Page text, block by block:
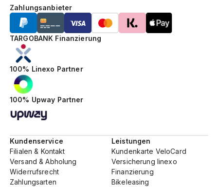
100% Upway Partner
100% Linexo Partner
TARGOBANK Finanzierung
Zahlungsanbieter
Kundenservice
Filialen & Kontakt
Versand & Abholung
Widerrufsrecht
Zahlungsarten
Leistungen
Kundenkarte VeloCard
Versicherung linexo
Finanzierung
Bikeleasing